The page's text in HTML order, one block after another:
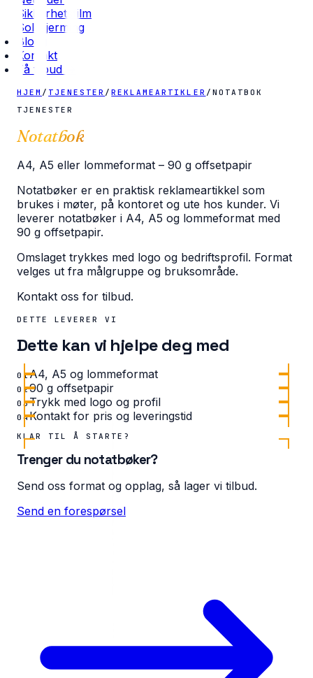
Sikkerhetsfilm
Solskjerming
Blogg
Kontakt
Få tilbud →
HJEM / TJENESTER /REKLAMEARTIKLER / NOTATBOK
TJENESTER
Notatbok
A4, A5 eller lommeformat – 90 g offsetpapir
Notatbøker er en praktisk reklameartikkel som
brukes i møter, på kontoret og ute hos kunder. Vi
leverer notatbøker i A4, A5 og lommeformat med
90 g offsetpapir.
Omslaget trykkes med logo og bedriftsprofil. Format
velges ut fra målgruppe og bruksområde.
Kontakt oss for tilbud.
DETTE LEVERER VI
Dette kan vi hjelpe deg med
01A4, A5 og lommeformat
0290 g offsetpapir
03Trykk med logo og profil
04Kontakt for pris og leveringstid
KLAR TIL Å STARTE?
Trenger du notatbøker?
Send oss format og opplag, så lager vi tilbud.
Send en forespørsel